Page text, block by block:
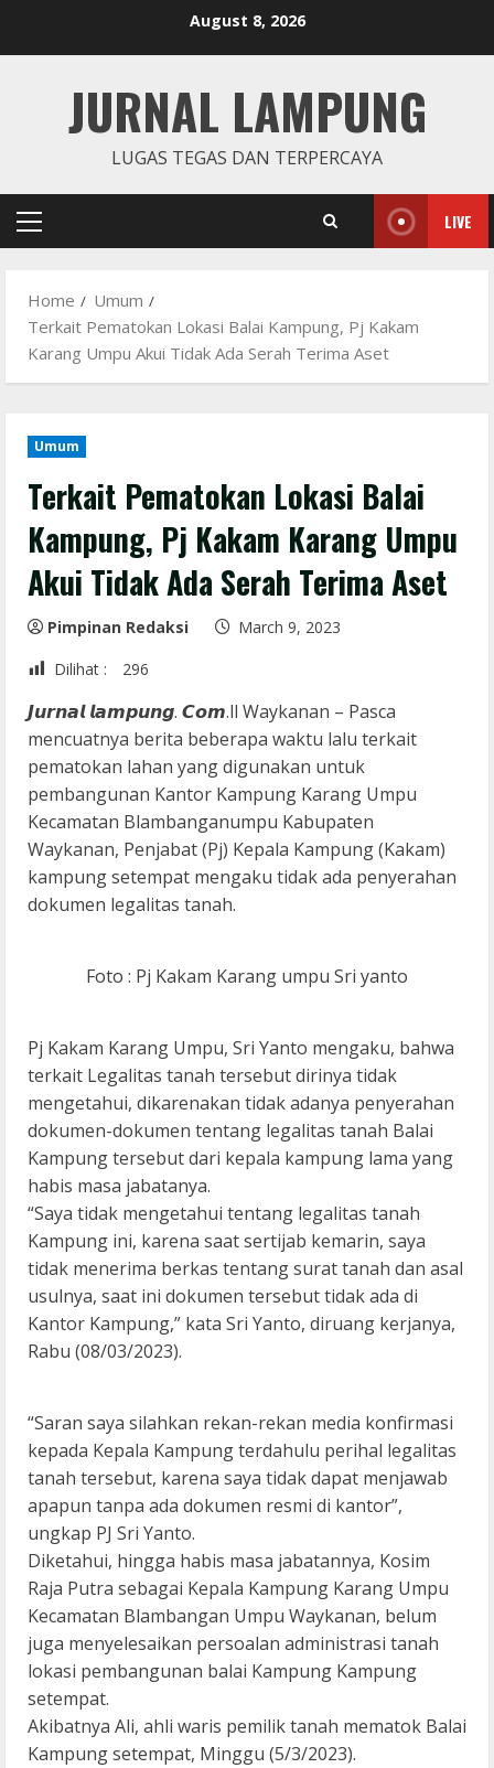
August 8, 2026
JURNAL LAMPUNG
LUGAS TEGAS DAN TERPERCAYA
Primary
LIVE
Home
Umum
Terkait Pematokan Lokasi Balai Kampung, Pj Kakam
Karang Umpu Akui Tidak Ada Serah Terima Aset
Umum
Terkait Pematokan Lokasi Balai
Kampung, Pj Kakam Karang Umpu
Akui Tidak Ada Serah Terima Aset
Pimpinan Redaksi
March 9, 2023
Dilihat :
296
𝙅𝙪𝙧𝙣𝙖𝙡 𝙡𝙖𝙢𝙥𝙪𝙣𝙜. 𝘾𝙤𝙢.ll Waykanan – Pasca
mencuatnya berita beberapa waktu lalu terkait
pematokan lahan yang digunakan untuk
pembangunan Kantor Kampung Karang Umpu
Kecamatan Blambanganumpu Kabupaten
Waykanan, Penjabat (Pj) Kepala Kampung (Kakam)
kampung setempat mengaku tidak ada penyerahan
dokumen legalitas tanah.
Foto : Pj Kakam Karang umpu Sri yanto
Pj Kakam Karang Umpu, Sri Yanto mengaku, bahwa
terkait Legalitas tanah tersebut dirinya tidak
mengetahui, dikarenakan tidak adanya penyerahan
dokumen-dokumen tentang legalitas tanah Balai
Kampung tersebut dari kepala kampung lama yang
habis masa jabatanya.
“Saya tidak mengetahui tentang legalitas tanah
Kampung ini, karena saat sertijab kemarin, saya
tidak menerima berkas tentang surat tanah dan asal
usulnya, saat ini dokumen tersebut tidak ada di
Kantor Kampung,” kata Sri Yanto, diruang kerjanya,
Rabu (08/03/2023).
“Saran saya silahkan rekan-rekan media konfirmasi
kepada Kepala Kampung terdahulu perihal legalitas
tanah tersebut, karena saya tidak dapat menjawab
apapun tanpa ada dokumen resmi di kantor”,
ungkap PJ Sri Yanto.
Diketahui, hingga habis masa jabatannya, Kosim
Raja Putra sebagai Kepala Kampung Karang Umpu
Kecamatan Blambangan Umpu Waykanan, belum
juga menyelesaikan persoalan administrasi tanah
lokasi pembangunan balai Kampung Kampung
setempat.
Akibatnya Ali, ahli waris pemilik tanah mematok Balai
Kampung setempat, Minggu (5/3/2023).